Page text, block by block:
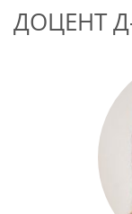
ДОЦЕНТ